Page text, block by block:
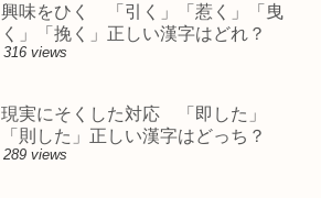
興味をひく 「引く」「惹く」「曳
く」「挽く」正しい漢字はどれ？
316 views
現実にそくした対応 「即した」
「則した」正しい漢字はどっち？
289 views